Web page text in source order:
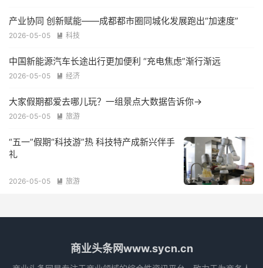
产业协同 创新赋能——成都都市圈同城化发展跑出“加速度”
2026-05-05  科技
中国新能源汽车长途出行更加便利 “充电焦虑”渐行渐远
2026-05-05  经济
大家假期都爱去哪儿玩？一组景点大数据告诉你→
2026-05-05  旅游
“五一”假期“科技游”热 科技特产成新兴伴手
礼
2026-05-05  旅游
商业头条网www.sycn.cn